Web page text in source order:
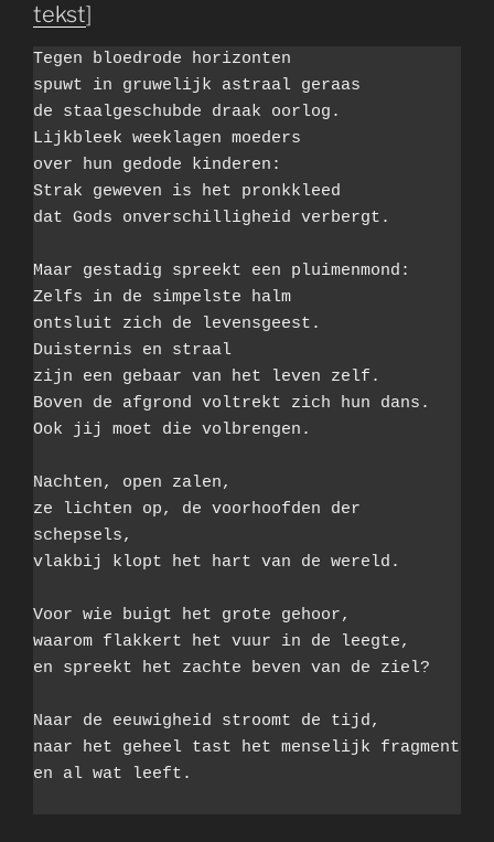
tekst]
Tegen bloedrode horizonten
spuwt in gruwelijk astraal geraas
de staalgeschubde draak oorlog.
Lijkbleek weeklagen moeders
over hun gedode kinderen:
Strak geweven is het pronkkleed
dat Gods onverschilligheid verbergt.
Maar gestadig spreekt een pluimenmond:
Zelfs in de simpelste halm
ontsluit zich de levensgeest.
Duisternis en straal
zijn een gebaar van het leven zelf.
Boven de afgrond voltrekt zich hun dans.
Ook jij moet die volbrengen.
Nachten, open zalen,
ze lichten op, de voorhoofden der
schepsels,
vlakbij klopt het hart van de wereld.
Voor wie buigt het grote gehoor,
waarom flakkert het vuur in de leegte,
en spreekt het zachte beven van de ziel?
Naar de eeuwigheid stroomt de tijd,
naar het geheel tast het menselijk fragment
en al wat leeft.